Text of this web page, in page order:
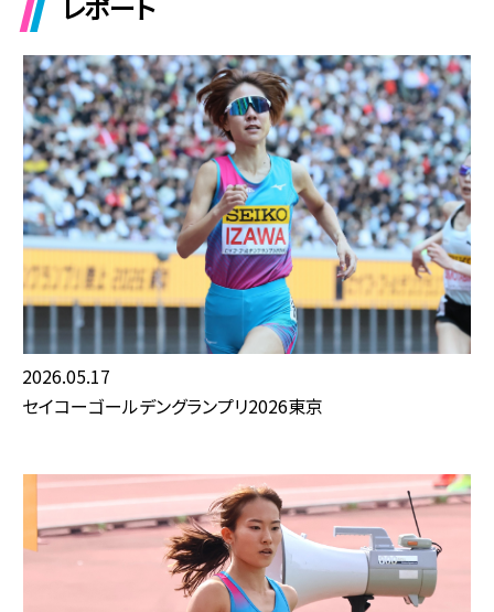
2026.05.17
セイコーゴールデングランプリ2026東京